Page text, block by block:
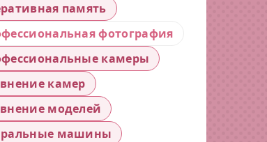
память
фотография
камеры
камер
моделей
машины